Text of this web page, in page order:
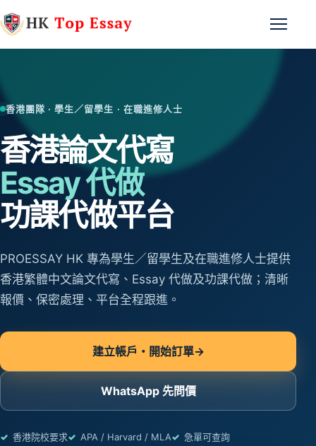
香港團隊 · 學生／留學生 · 在職進修人士
香港論文代寫
Essay 代做
功課代做平台
PROESSAY HK 專為學生／留學生及在職進修人士提供
香港繁體中文論文代寫、Essay 代做及功課代做；清晰
報價、保密處理、平台全程跟進。
建立帳戶・開始訂單→
WhatsApp 先問價
香港院校要求 APA / Harvard / MLA 急單可查詢